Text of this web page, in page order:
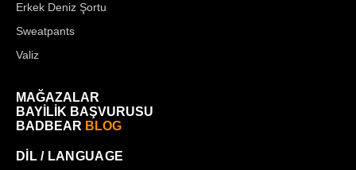
Erkek Deniz Şortu
Sweatpants
Valiz
MAĞAZALAR
BAYİLİK BAŞVURUSU
BADBEAR BLOG
DİL / LANGUAGE